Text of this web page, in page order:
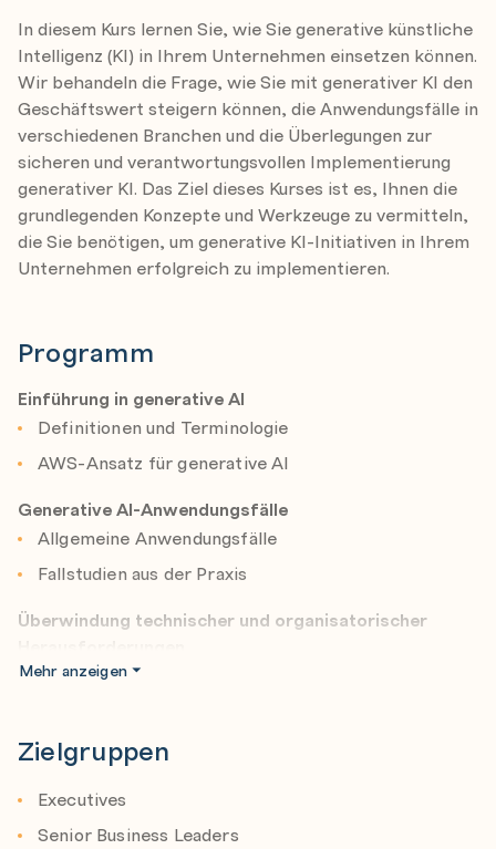
In diesem Kurs lernen Sie, wie Sie generative künstliche
Intelligenz (KI) in Ihrem Unternehmen einsetzen können.
Wir behandeln die Frage, wie Sie mit generativer KI den
Geschäftswert steigern können, die Anwendungsfälle in
verschiedenen Branchen und die Überlegungen zur
sicheren und verantwortungsvollen Implementierung
generativer KI. Das Ziel dieses Kurses ist es, Ihnen die
grundlegenden Konzepte und Werkzeuge zu vermitteln,
die Sie benötigen, um generative KI-Initiativen in Ihrem
Unternehmen erfolgreich zu implementieren.
Programm
Einführung in generative AI
Definitionen und Terminologie
AWS-Ansatz für generative AI
Generative AI-Anwendungsfälle
Allgemeine Anwendungsfälle
Fallstudien aus der Praxis
Überwindung technischer und organisatorischer
Sicherheit
Kosten
Implementierung
Mehr anzeigen
Zielgruppen
Executives
Senior Business Leaders